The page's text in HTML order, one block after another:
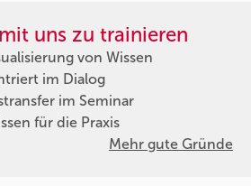
uns zu trainieren
von Wissen
im Dialog
im Seminar
für die Praxis
Mehr gute Gründe